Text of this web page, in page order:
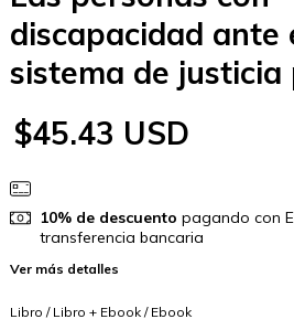
discapacidad ante
sistema de justicia
$45.43 USD
10% de descuento pagando con
transferencia bancaria
Ver más detalles
Libro / Libro + Ebook / Ebook